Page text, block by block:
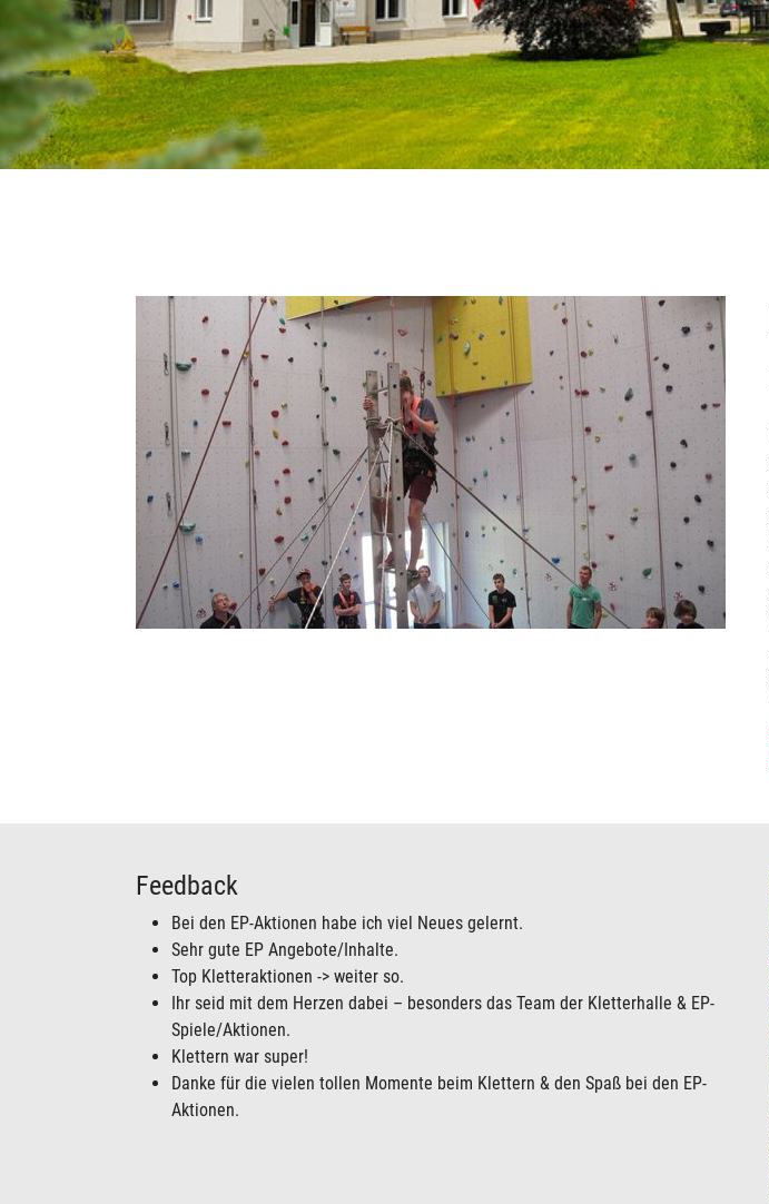
Feedback
Bei den EP-Aktionen habe ich viel Neues gelernt.
Sehr gute EP Angebote/Inhalte.
Top Kletteraktionen -> weiter so.
Ihr seid mit dem Herzen dabei – besonders das Team der Kletterhalle & EP-
Spiele/Aktionen.
Klettern war super!
Danke für die vielen tollen Momente beim Klettern & den Spaß bei den EP-
Aktionen.